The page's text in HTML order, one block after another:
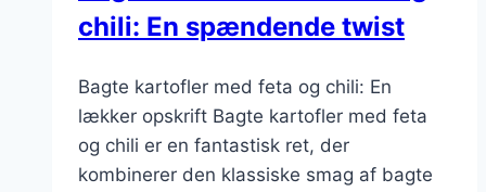
chili: En spændende twist
Bagte kartofler med feta og chili: En
lækker opskrift Bagte kartofler med feta
og chili er en fantastisk ret, der
kombinerer den klassiske smag af bagte